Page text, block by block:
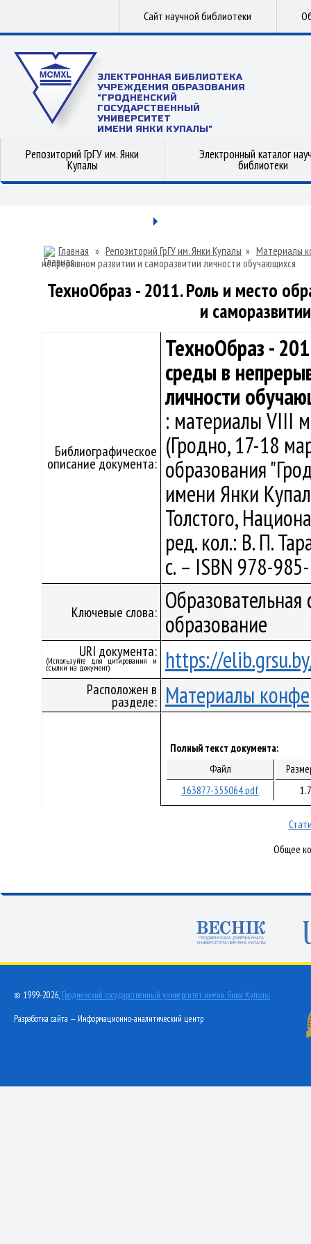
Сайт научной библиотеки
ЭЛЕКТРОННАЯ БИБЛИОТЕКА
УЧРЕЖДЕНИЯ ОБРАЗОВАНИЯ
"ГРОДНЕНСКИЙ
ГОСУДАРСТВЕННЫЙ
УНИВЕРСИТЕТ
ИМЕНИ ЯНКИ КУПАЛЫ"
Репозиторий ГрГУ им. Янки
Купалы
Электронный каталог
библиотеки
Главная » Репозиторий ГрГУ им. Янки Купалы » Материалы
непрерывном развитии и саморазвитии личности обучающихся
ТехноОбраз - 2011. Роль и место
и
Библиографическое
описание документа:
ТехноОбраз -
среды в
личности
: материалы VIII
(Гродно, 17-18
образования
имени Янки
Толстого,
ред. кол.: В. П.
с. – ISBN 978-
Ключевые слова: образование
URI документа:
(Используйте для цитирования и
ссылки на документ) https://
Расположен в
разделе: Материалы
Полный текст документа:
Файл
163877-355064.pdf
Общее
© 1999-2026, Гродненский государственный университет имени Янки Купалы
Разработка сайта — Информационно-аналитический центр